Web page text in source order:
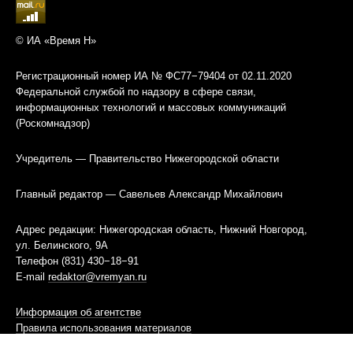
© ИА «Время Н»
Регистрационный номер ИА № ФС77−79404 от 02.11.2020
Федеральной службой по надзору в сфере связи,
информационных технологий и массовых коммуникаций
(Роскомнадзор)
Учредитель — Правительство Нижегородской области
Главный редактор — Савельев Александр Михайлович
Адрес редакции: Нижегородская область, Нижний Новгород,
ул. Белинского, 9А
Телефон (831) 430−18−91
E-mail redaktor@vremyan.ru
Информация об агентстве
Правила использования материалов